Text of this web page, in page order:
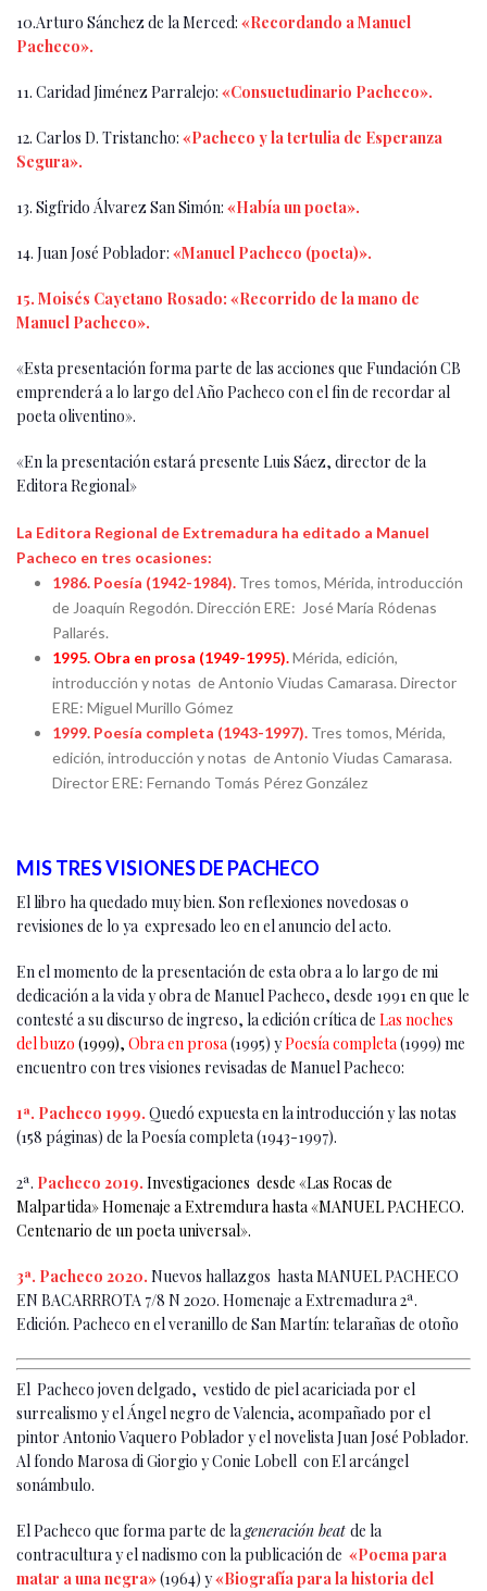
10.Arturo Sánchez de la Merced: «Recordando a Manuel
Pacheco».
11. Caridad Jiménez Parralejo: «Consuetudinario Pacheco».
12. Carlos D. Tristancho: «Pacheco y la tertulia de Esperanza
Segura».
13. Sigfrido Álvarez San Simón: «Había un poeta».
14. Juan José Poblador: «Manuel Pacheco (poeta)».
15. Moisés Cayetano Rosado: «Recorrido de la mano de
Manuel Pacheco».
«Esta presentación forma parte de las acciones que Fundación CB
emprenderá a lo largo del Año Pacheco con el fin de recordar al
poeta oliventino».
«En la presentación estará presente Luis Sáez, director de la
Editora Regional»
La Editora Regional de Extremadura ha editado a Manuel
Pacheco en tres ocasiones:
1986. Poesía (1942-1984).Tres tomos, Mérida, introducción
de Joaquín Regodón. Dirección ERE: José María Ródenas
Pallarés.
1995. Obra en prosa (1949-1995).Mérida, edición,
introducción y notas de Antonio Viudas Camarasa. Director
ERE: Miguel Murillo Gómez
1999. Poesía completa (1943-1997).Tres tomos, Mérida,
edición, introducción y notas de Antonio Viudas Camarasa.
Director ERE: Fernando Tomás Pérez González
MIS TRES VISIONES DE PACHECO
El libro ha quedado muy bien. Son reflexiones novedosas o
revisiones de lo ya expresado leo en el anuncio del acto.
En el momento de la presentación de esta obra a lo largo de mi
dedicación a la vida y obra de Manuel Pacheco, desde 1991 en que le
contesté a su discurso de ingreso, la edición crítica de Las noches
del buzo (1999), Obra en prosa(1995) yPoesía completa(1999) me
encuentro con tres visiones revisadas de Manuel Pacheco:
1ª. Pacheco 1999. Quedó expuesta en la introducción y las notas
(158 páginas) de la Poesía completa (1943-1997).
2ª. Pacheco 2019. Investigaciones desde «Las Rocas de
Malpartida» Homenaje a Extremdura hasta «MANUEL PACHECO.
Centenario de un poeta universal».
3ª. Pacheco 2020. Nuevos hallazgos hasta MANUEL PACHECO
EN BACARRROTA 7/8 N 2020. Homenaje a Extremadura 2ª.
Edición. Pacheco en el veranillo de San Martín: telarañas de otoño
El Pacheco joven delgado, vestido de piel acariciada por el
surrealismo y el Ángel negro de Valencia, acompañado por el
pintor Antonio Vaquero Poblador y el novelista Juan José Poblador.
Al fondo Marosa di Giorgio y Conie Lobell con El arcángel
sonámbulo.
El Pacheco que forma parte de lageneración beat de la
contracultura y el nadismo con la publicación de «Poema para
matar a una negra»(1964) y«Biografía para la historia del